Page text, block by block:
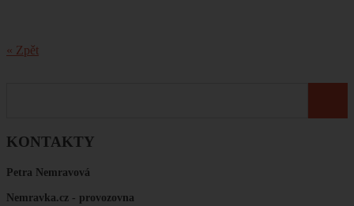
KONTAKTY
Petra Nemravová
Nemravka.cz - provozovna
« Zpět